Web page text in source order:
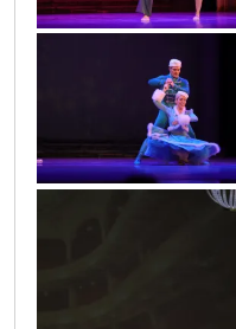
0o3a8412_-_copy